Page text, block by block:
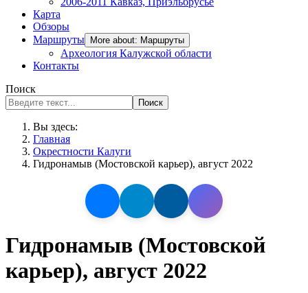
Карта
Обзоры
Маршруты
More about: Маршруты
Археология Калужской области
Контакты
Поиск
Поиск
Вы здесь:
Главная
Окрестности Калуги
Гидронамыв (Мостовской карьер), август 2022
Гидронамыв (Мостовской
карьер), август 2022